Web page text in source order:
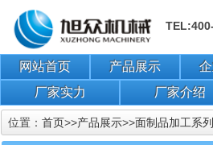
网站首页 产品展示
厂家实力
厂家介绍
位置： 首页>>产品展示>>面制品加工系列